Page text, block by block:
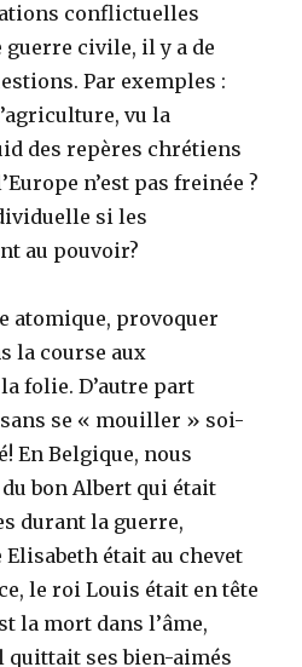
conflictuelles
civile, il y a de
Par exemples :
vu la
des repères chrétiens
n’est pas freinée ?
si les
au pouvoir?
atomique, provoquer
la course aux
folie. D’autre part
se « mouiller » soi-
En Belgique, nous
bon Albert qui était
durant la guerre,
était au chevet
le roi Louis était en tête
la mort dans l’âme,
quittait ses bien-aimés